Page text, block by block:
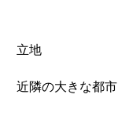
立地
近隣の大きな都市